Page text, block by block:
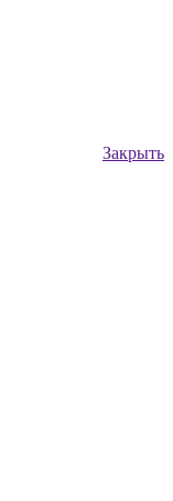
Закрыть